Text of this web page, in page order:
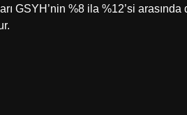
GSYH’nin %8 ila %12’si arasında